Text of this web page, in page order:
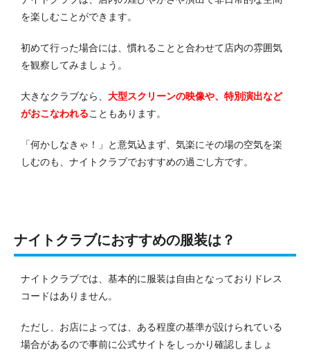
を楽しむことができます。
初めて行った場合には、慣れることと合わせて店内の雰囲気
を観察してみましょう。
大きなクラブなら、 大型スクリーンの映像や、特別演出など
がおこなわれることもあります。
「何かしなきゃ！」と意気込まず、気楽にその場の空気を楽
しむのも、ナイトクラブでおすすめの過ごし方です。
ナイトクラブにおすすめの服装は？
ナイトクラブでは、基本的に服装は自由となっておりドレス
コードはありません。
ただし、お店によっては、ある程度の基準が設けられている
場合があるので事前に公式サイトをしっかり確認しましょ